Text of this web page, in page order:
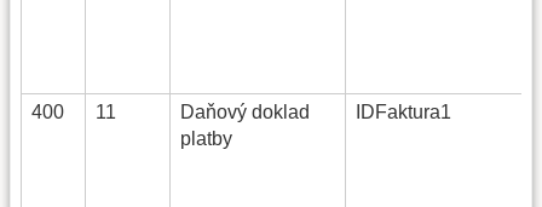
400 11
Daňový doklad
platby
IDFaktura1